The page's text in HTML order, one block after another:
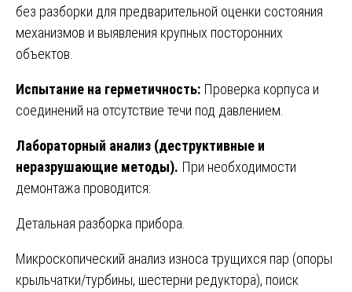
без разборки для предварительной оценки состояния
механизмов и выявления крупных посторонних
объектов.
Испытание на герметичность: Проверка корпуса и
соединений на отсутствие течи под давлением.
Лабораторный анализ (деструктивные и
неразрушающие методы). При необходимости
демонтажа проводится:
Детальная разборка прибора.
Микроскопический анализ износа трущихся пар (опоры
крыльчатки/турбины, шестерни редуктора), поиск